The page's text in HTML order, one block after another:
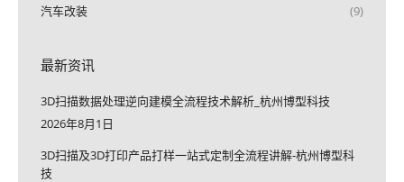
汽车改装
(9)
最新资讯
3D扫描数据处理逆向建模全流程技术解析_杭州博型科技
2026年8月1日
3D扫描及3D打印产品打样一站式定制全流程讲解-杭州博型科
技